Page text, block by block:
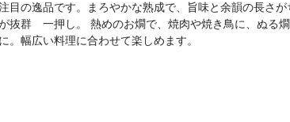
目の逸品です。まろやかな熟成で、旨味と余韻の長さが
抜群 一押し。 熱めのお燗で、焼肉や焼き鳥に、ぬる
。幅広い料理に合わせて楽しめます。